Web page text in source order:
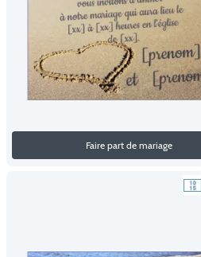
Faire part de mariage